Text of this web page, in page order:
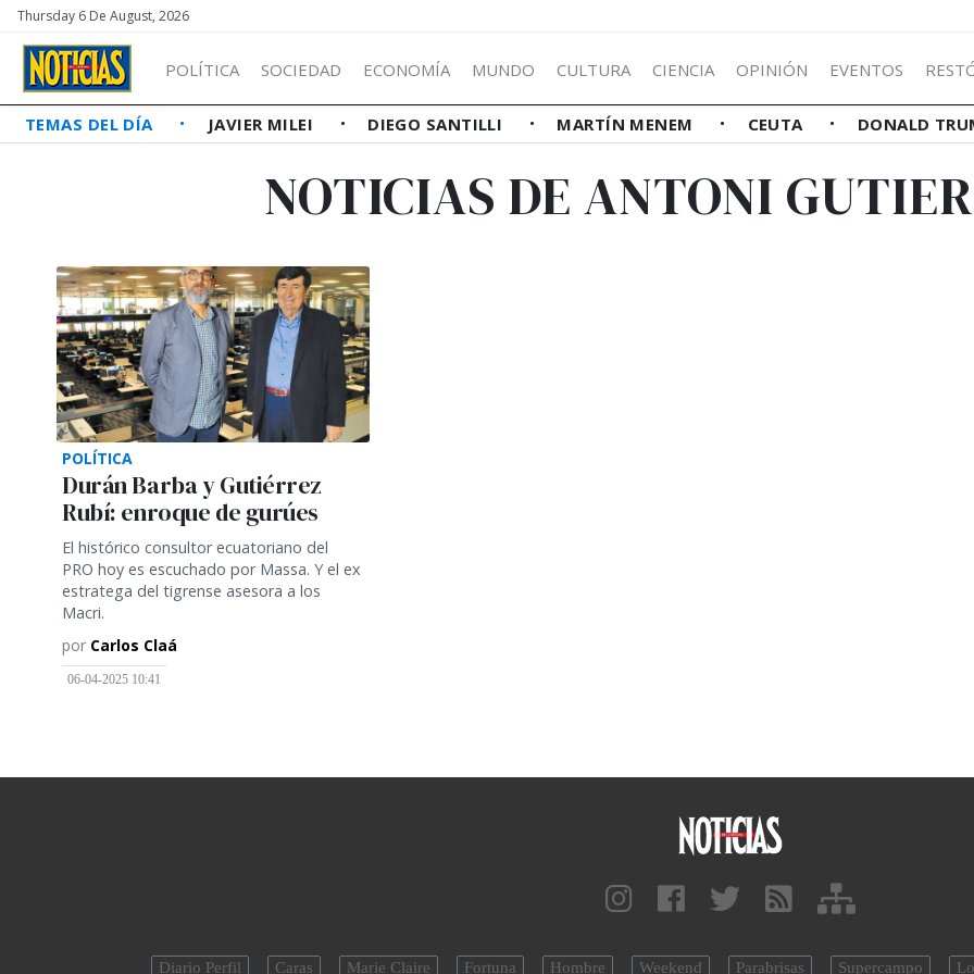
Thursday 6 De August, 2026
POLÍTICA SOCIEDAD ECONOMÍA MUNDO CULTURA CIENCIA OPINIÓN EVENTOS
TEMAS DEL DÍA JAVIER MILEI DIEGO SANTILLI MARTÍN MENEM CEUTA DONALD
NOTICIAS DE ANTONI
POLÍTICA
Durán Barba y Gutiérrez
Rubí: enroque de gurúes
El histórico consultor ecuatoriano del
PRO hoy es escuchado por Massa. Y el ex
estratega del tigrense asesora a los
Macri.
por Carlos Claá
06-04-2025 10:41
Diario Perfil Caras Marie Claire Fortuna Hombre Weekend Parabrisas Supercampo